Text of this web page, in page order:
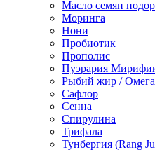
Масло семян
Моринга
Нони
Пробиотик
Прополис
Пуэрария
Рыбий жир /
Сафлор
Сенна
Спирулина
Трифала
Тунбергия (Rang